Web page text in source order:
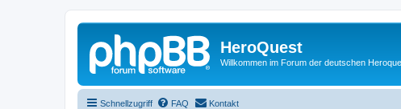
HeroQuest
Willkommen im Forum der deutschen
Schnellzugriff FAQ Kontakt